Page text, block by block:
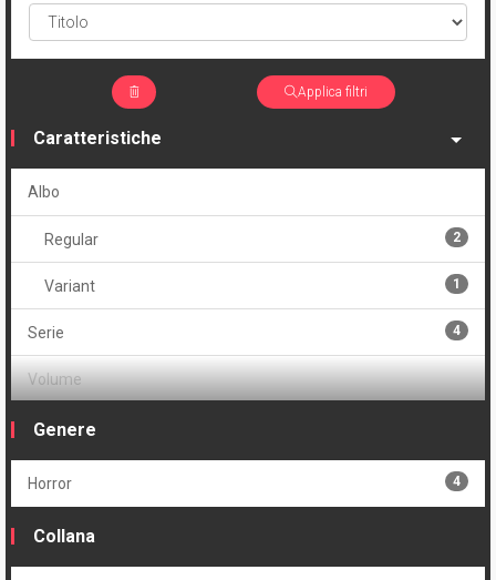
Applica filtri
Caratteristiche
Albo
Regular 2
Variant 1
Serie 4
Volume
Brossurato
Genere
Horror 4
Collana